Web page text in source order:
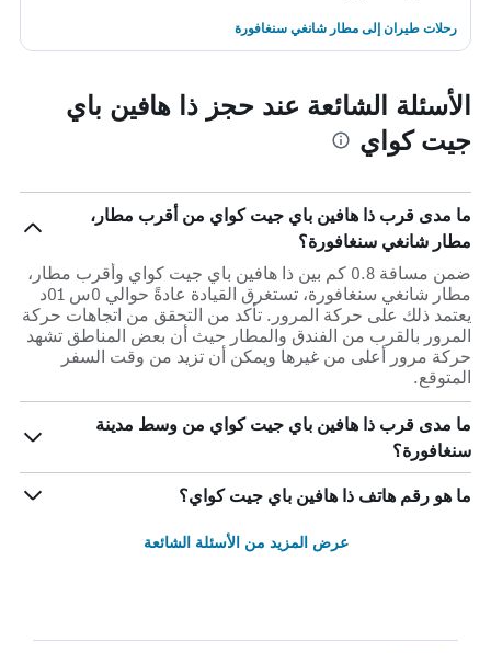
رحلات طيران إلى مطار شانغي سنغافورة
الأسئلة الشائعة عند حجز ذا هافين باي
جيت كواي
ما مدى قرب ذا هافين باي جيت كواي من أقرب مطار،
مطار شانغي سنغافورة؟
ضمن مسافة 0.8 كم بين ذا هافين باي جيت كواي وأقرب مطار،
مطار شانغي سنغافورة، تستغرق القيادة عادةً حوالي 0س 01د
يعتمد ذلك على حركة المرور. تأكد من التحقق من اتجاهات حركة
المرور بالقرب من الفندق والمطار حيث أن بعض المناطق تشهد
حركة مرور أعلى من غيرها ويمكن أن تزيد من وقت السفر
المتوقع.
ما مدى قرب ذا هافين باي جيت كواي من وسط مدينة
سنغافورة؟
ما هو رقم هاتف ذا هافين باي جيت كواي؟
عرض المزيد من الأسئلة الشائعة